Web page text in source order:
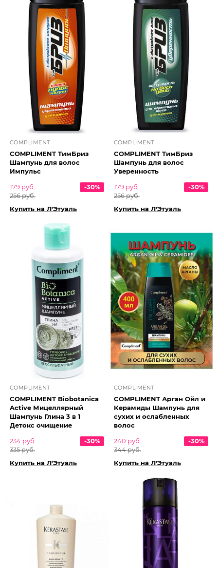
COMPLIMENT
COMPLIMENT ТимБриз
Шампунь для волос
Импульс
179 руб.
256 руб.
-30%
Купить на Л'Этуаль
COMPLIMENT
COMPLIMENT ТимБриз
Шампунь для волос
Уверенность
179 руб.
256 руб.
-30%
Купить на Л'Этуаль
COMPLIMENT
COMPLIMENT Biobotanica
Active Мицеллярный
Шампунь Глина 3 в 1
Детокс очищение
234 руб.
335 руб.
-30%
Купить на Л'Этуаль
COMPLIMENT
COMPLIMENT Арган Ойл и
Керамиды Шампунь для
сухих и ослабленных
волос
240 руб.
344 руб.
-30%
Купить на Л'Этуаль